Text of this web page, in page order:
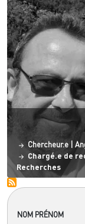
NOM PRÉNOM
Statut
Chercheur.e
Chargé.e de
Recherches